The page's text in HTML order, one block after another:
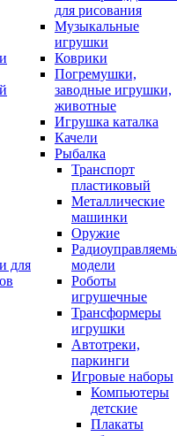
для рисования
Музыкальные
игрушки
Коврики
Погремушки,
заводные игрушки,
животные
Игрушка каталка
Качели
Рыбалка
для
Транспорт
пластиковый
Металлические
машинки
Оружие
модели
Роботы
игрушечные
Трансформеры
игрушки
Автотреки,
паркинги
Игровые наборы
Компьютеры
детские
Плакаты